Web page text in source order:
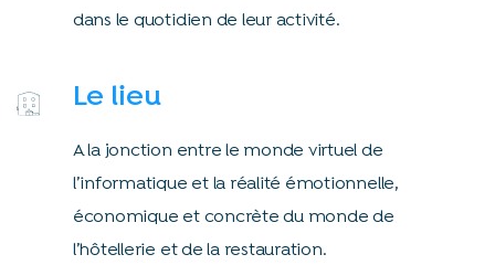
dans le quotidien de leur activité.
Le lieu
A la jonction entre le monde virtuel de
l’informatique et la réalité émotionnelle,
économique et concrète du monde de
l’hôtellerie et de la restauration.